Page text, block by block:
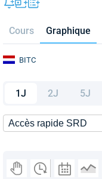
Cours Graphique
BITC
1J 2J 5J